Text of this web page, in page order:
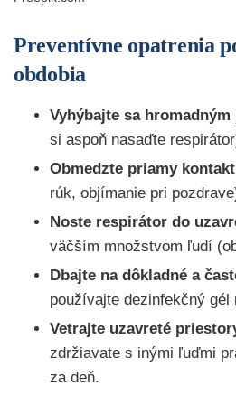
Preventívne opatrenia
obdobia
Vyhýbajte sa
si aspoň nasaďte
Obmedzte priamy kontakt
rúk, objímanie pri
Noste respirátor do
väčším množstvom ľudí
Dbajte na dôkladné a
používajte dezinfekčný gél
Vetrajte uzavreté
zdržiavate s inými ľuďmi
za deň.